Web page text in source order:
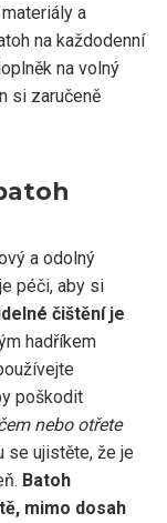
a
na každodenní
na volný
si zaručeně
a odolný
péči, aby si
čištění je
hadříkem
poškodit
nebo otřete
se ujistěte, že je
Batoh
mimo dosah